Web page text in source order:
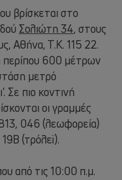
βρίσκεται στο
Σολιώτη 34, στους
Αθήνα, Τ.Κ. 115 22.
600 μέτρων
μετρό
Σε πιο κοντινή
οι γραμμές
046 (λεωφορεία)
(τρόλεϊ).
από τις 10:00 π.μ.